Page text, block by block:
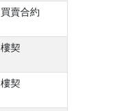
買賣合約
樓契
樓契